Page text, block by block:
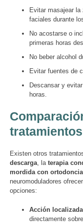
Evitar masajear
faciales durante
No acostarse o
primeras horas
No beber alcohol
Evitar fuentes de
Descansar y
horas.
tratamientos
Existen otros
descarga, la terapia
mordida con ortodoncia
neuromoduladores
opciones:
Acción
directamente